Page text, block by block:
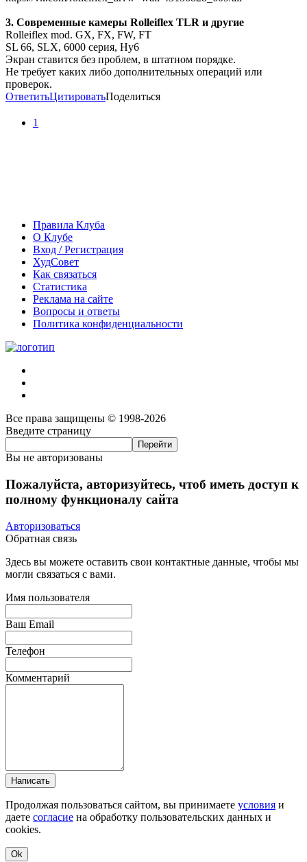
3. Современные камеры Rolleiflex TLR и другие
Rolleiflex mod. GX, FX, FW, FT
SL 66, SLX, 6000 серия, Hy6
Экран ставится без проблем, в штатном порядке.
Не требует каких либо дополнительных операций или
проверок.
ОтветитьЦитироватьПоделиться
1
Правила Клуба
О Клубе
Вход / Регистрация
ХудСовет
Как связаться
Статистика
Реклама на сайте
Вопросы и ответы
Политика конфиденциальности
Все права защищены © 1998-2026
Введите страницу
Вы не авторизованы
Пожалуйста, авторизуйтесь, чтоб иметь доступ к
полному функционалу сайта
Авторизоваться
Обратная связь
Здесь вы можете оставить свои контактные данные, чтобы мы
могли связаться с вами.
Имя пользователя
Ваш Email
Телефон
Комментарий
Написать
Продолжая пользоваться сайтом, вы принимаете условия и
даете согласие на обработку пользовательских данных и
cookies.
Ok